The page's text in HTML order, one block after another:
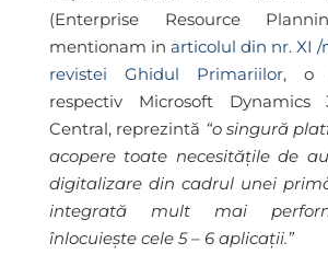
(Enterprise Resource
mentionam in articolul din nr. XI
revistei Ghidul Primariilor, o
respectiv Microsoft Dynamics
Central, reprezintă “o singură
acopere toate necesitățile de
digitalizare din cadrul unei
integrată mult mai
înlocuiește cele 5 – 6 aplicații.”